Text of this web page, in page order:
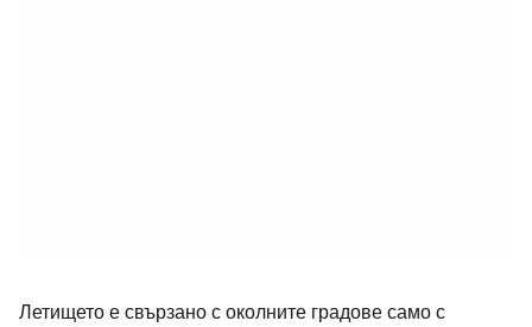
Летището е свързано с околните градове само с